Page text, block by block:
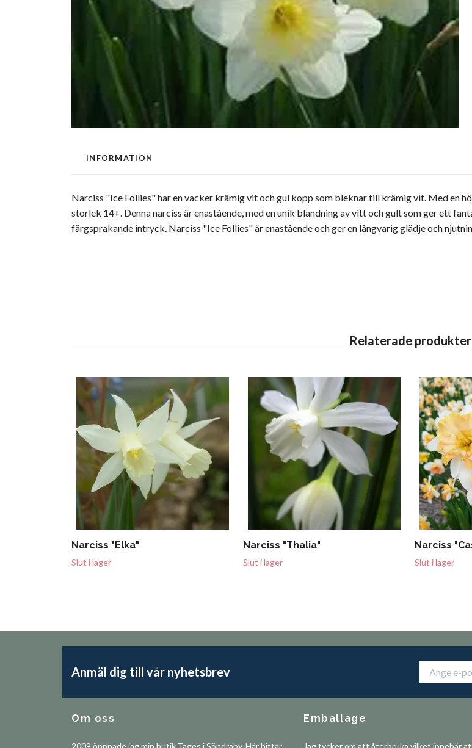
INFORMATION
Narciss "Ice Follies" har en vacker krämig vit och gul kopp som bleknar till krämig vit. Med en
storlek 14+. Denna narciss är enastående, med en unik blandning av vitt och gult som ger ett
färgsprakande intryck. Narciss "Ice Follies" är enastående och ger en långvarig glädje och
Narciss "Elka"
Slut i lager
Narciss "Thalia"
Slut i lager
Narciss
Slut i lager
Anmäl dig till vår nyhetsbrev
Om oss
2009 öppnade jag min butik Tages i Söndraby. Här hittar
Emballage
Jag tycker om att återbruka vilket innebär